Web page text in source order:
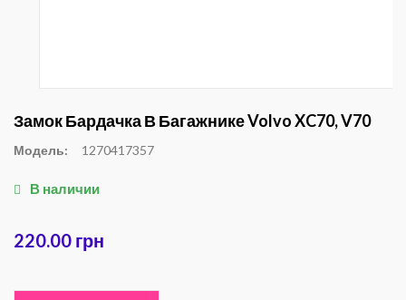
Замок Бардачка В Багажнике Volvo XC70, V70
Модель: 1270417357
В наличии
220.00 грн